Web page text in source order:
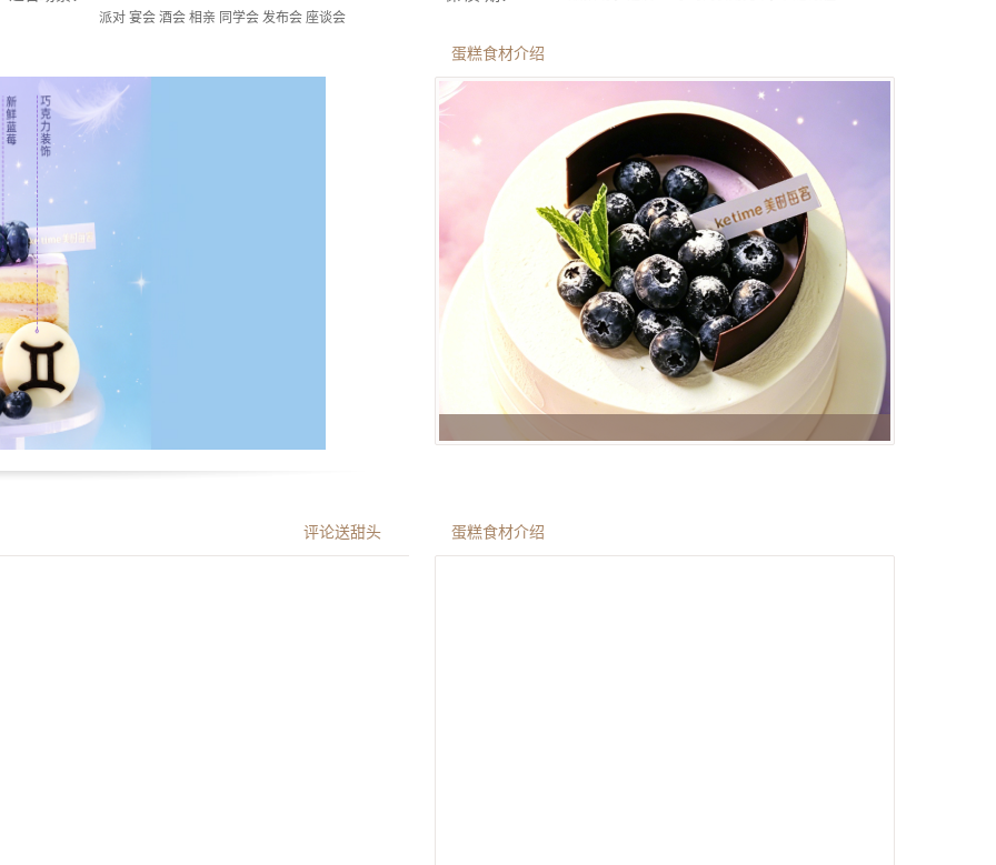
派对 宴会 酒会 相亲 同学会 发布会 座谈会
蛋糕食材介绍
评论送甜头 蛋糕食材介绍